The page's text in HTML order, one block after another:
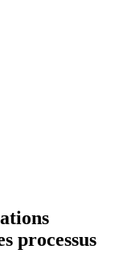
processus